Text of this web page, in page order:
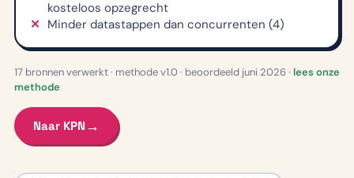
kosteloos opzegrecht
Minder datastappen dan concurrenten (4)
17 bronnen verwerkt · methode v1.0 · beoordeeld juni 2026 · lees onze
methode
Naar KPN →